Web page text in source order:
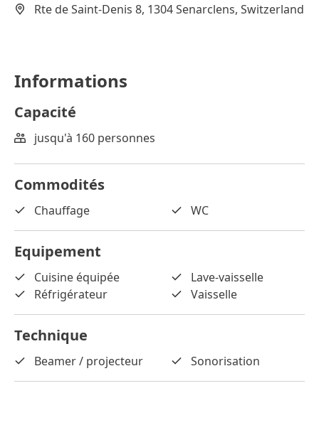
Rte de Saint-Denis 8, 1304 Senarclens, Switzerland
Informations
Capacité
jusqu'à 160 personnes
Commodités
Chauffage WC
Equipement
Cuisine équipée
Lave-vaisselle
Réfrigérateur
Vaisselle
Technique
Beamer / projecteur Sonorisation